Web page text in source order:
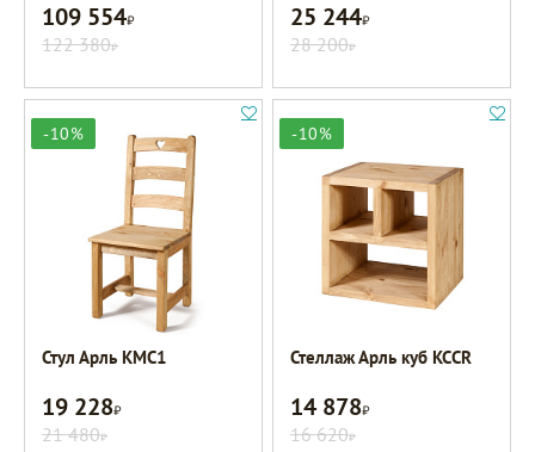
109 554Р
122 380Р
25 244Р
28 200Р
-10%
Стул Арль KMC1
19 228Р
21 480Р
-10%
Стеллаж Арль куб KCCR
14 878Р
16 620Р